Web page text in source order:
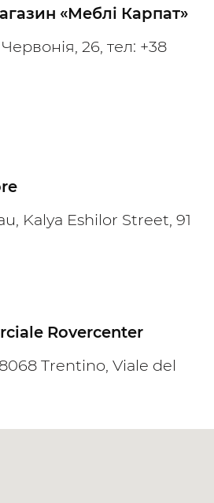
«Меблі Карпат»
26, тел: +38
Kalya Eshilor Street, 91
Rovercenter
Trentino, Viale del